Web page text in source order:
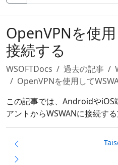
OpenVPNを使
接続する
WSOFTDocs 過去の記事
OpenVPNを使用して
この記事では、AndroidやiOS
アントからWSWANに接続す